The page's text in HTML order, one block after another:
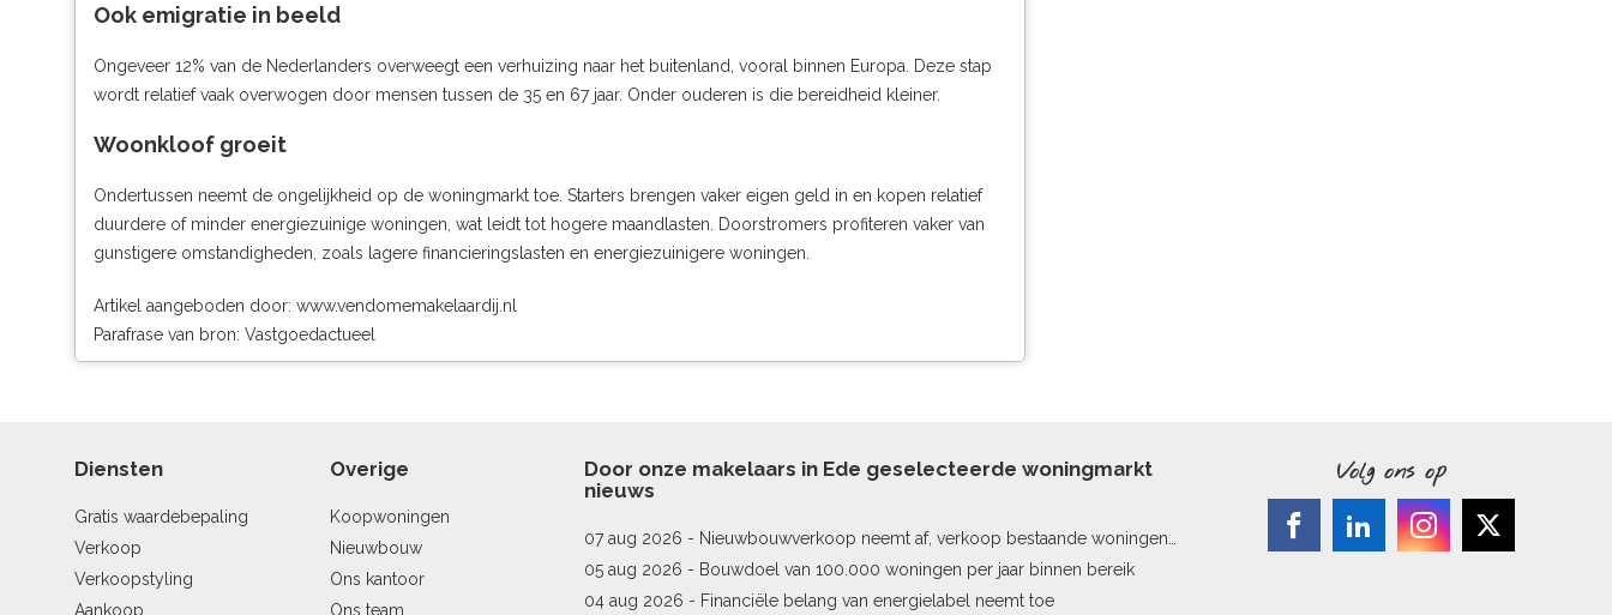
Ook emigratie in beeld
Ongeveer 12% van de Nederlanders overweegt een verhuizing naar het buitenland, vooral binnen Europa. Deze stap
wordt relatief vaak overwogen door mensen tussen de 35 en 67 jaar. Onder ouderen is die bereidheid kleiner.
Woonkloof groeit
Ondertussen neemt de ongelijkheid op de woningmarkt toe. Starters brengen vaker eigen geld in en kopen relatief
duurdere of minder energiezuinige woningen, wat leidt tot hogere maandlasten. Doorstromers profiteren vaker van
gunstigere omstandigheden, zoals lagere financieringslasten en energiezuinigere woningen.
Artikel aangeboden door: www.vendomemakelaardij.nl
Parafrase van bron: Vastgoedactueel
Diensten
Gratis waardebepaling
Verkoop
Verkoopstyling
Aankoop
Overige
Koopwoningen
Nieuwbouw
Ons kantoor
Ons team
Door onze makelaars in Ede geselecteerde woningmarkt
nieuws
07 aug 2026 - Nieuwbouwverkoop neemt af, verkoop bestaande woningen
stijgt
05 aug 2026 - Bouwdoel van 100.000 woningen per jaar binnen bereik
04 aug 2026 - Financiële belang van energielabel neemt toe
Volg ons op